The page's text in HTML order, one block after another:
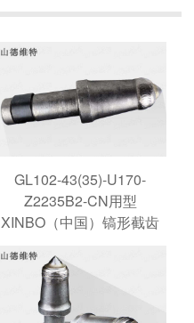
GL102-43(35)-U170-
Z2235B2-CN用型
XINBO（中国）镐形截齿